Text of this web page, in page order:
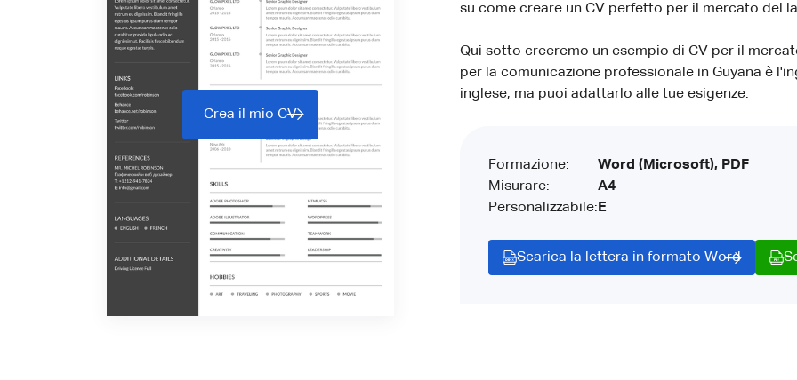
Crea il mio CV
su come creare un CV perfetto per il mercato del
Qui sotto creeremo un esempio di CV per il
per la comunicazione professionale in Guyana è
inglese, ma puoi adattarlo alle tue esigenze.
Formazione:
Misurare:
Personalizzabile:
Word (Microsoft), PDF
A4
E
Scarica la lettera in formato Word